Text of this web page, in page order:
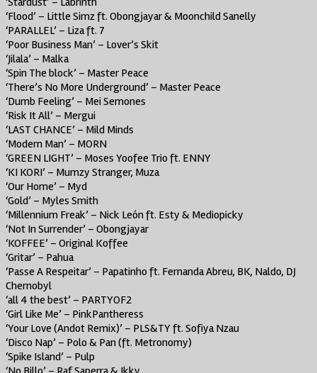
‘Flood’ – Little Simz ft. Obongjayar & Moonchild Sanelly
‘PARALLEL’ – Liza ft. 7
‘Poor Business Man’ – Lover’s Skit
‘Jilala’ – Malka
‘Spin The block’ – Master Peace
‘There’s No More Underground’ – Master Peace
‘Dumb Feeling’ – Mei Semones
‘Risk It All’ – Mergui
‘LAST CHANCE’ – Mild Minds
‘Modern Man’ – MORN
‘GREEN LIGHT’ – Moses Yoofee Trio ft. ENNY
‘KI KORI’ – Mumzy Stranger, Muza
‘Our Home’ – Myd
‘Gold’ – Myles Smith
‘Millennium Freak’ – Nick León ft. Esty & Mediopicky
‘Not In Surrender’ – Obongjayar
‘KOFFEE’ – Original Koffee
‘Gritar’ – Pahua
‘Passe A Respeitar’ – Papatinho ft. Fernanda Abreu, BK, Naldo, DJ
Chernobyl
‘all 4 the best’ – PARTYOF2
‘Girl Like Me’ – PinkPantheress
‘Your Love (Andot Remix)’ – PLS&TY ft. Sofiya Nzau
‘Disco Nap’ – Polo & Pan (ft. Metronomy)
‘Spike Island’ – Pulp